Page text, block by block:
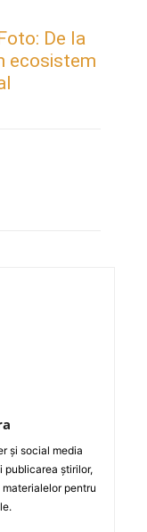
De la
ecosistem
și social media
publicarea știrilor,
pentru